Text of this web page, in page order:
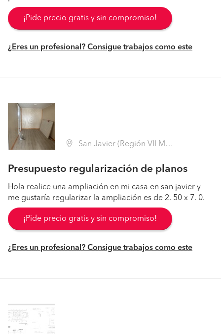
¡Pide precio gratis y sin compromiso!
¿Eres un profesional? Consigue trabajos como este
San Javier (Región VII Maule - Linares)
Presupuesto regularización de planos
Hola realice una ampliación en mi casa en san javier y
me gustaría regularizar la ampliación es de 2. 50 x 7. 0.
¡Pide precio gratis y sin compromiso!
¿Eres un profesional? Consigue trabajos como este